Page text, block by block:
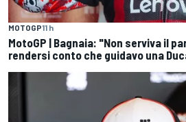
MOTOGP11 h
MotoGP | Bagnaia: "Non serviva il
rendersi conto che guidavo una